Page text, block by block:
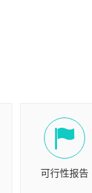
可行性报告